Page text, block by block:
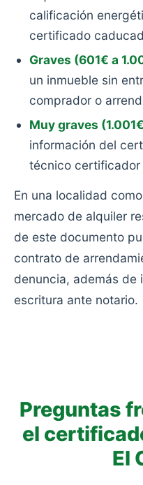
calificación
certificado
Graves (601€ a
un inmueble sin
comprador o
Muy graves
información del
técnico certificador
En una localidad
mercado de alquiler
de este documento
contrato de
denuncia, además de
escritura ante notario.
Preguntas
el
El